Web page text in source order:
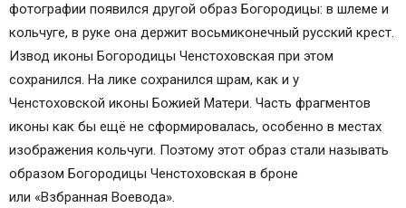
фотографии появился другой образ Богородицы: в шлеме и
кольчуге, в руке она держит восьмиконечный русский крест.
Извод иконы Богородицы Ченстоховская при этом
сохранился. На лике сохранился шрам, как и у
Ченстоховской иконы Божией Матери. Часть фрагментов
иконы как бы ещё не сформировалась, особенно в местах
изображения кольчуги. Поэтому этот образ стали называть
образом Богородицы Ченстоховская в броне
или «Взбранная Воевода».